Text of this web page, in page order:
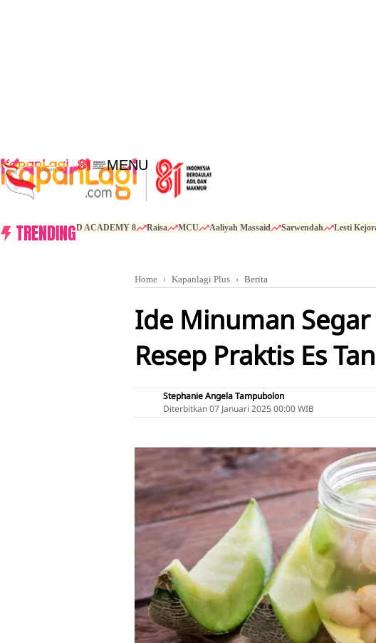
MENU
TRENDINGD ACADEMY 8 Raisa MCU Aaliyah Massaid Sarwendah Lesti
Home Kapanlagi Plus Berita
Ide Minuman
Resep Praktis Es
Stephanie Angela Tampubolon
Diterbitkan07 Januari 2025 00:00 WIB